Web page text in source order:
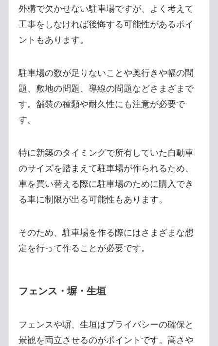
外構で欠かせない駐車場ですが、よく考えて
工事をしなければ後悔する可能性があるポイ
ントもあります。
駐車場の数が足りないことや奥行きや幅の問
題、敷地の問題、導線の問題などさまざまで
す。舗装の種類や耐久性にも注意が必要で
す。
特に新築のタイミングで所有していた自動車
のサイズを踏まえて駐車場が作られるため、
車を買い替える際に駐車場のために購入でき
る車に制限が出る可能性もあります。
そのため、駐車場を作る際にはさまざまな想
定を行って作ることが必要です。
フェンス・塀・生垣
フェンスや塀、生垣はプライバシーの確保と
景観を両立させるのがポイントです。高さや